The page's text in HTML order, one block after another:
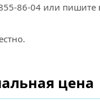
86-04 или пишите
цена